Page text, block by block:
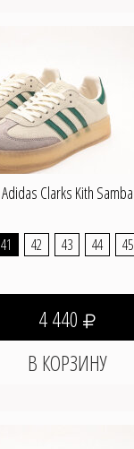
Adidas Clarks Kith Samba
41 42 43 44 45
4 440